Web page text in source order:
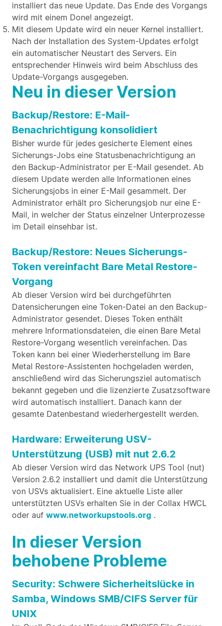
installiert das neue Update. Das Ende des Vorgangs
wird mit einem Done! angezeigt.
Mit diesem Update wird ein neuer Kernel installiert.
Nach der Installation des System-Updates erfolgt
ein automatischer Neustart des Servers. Ein
entsprechender Hinweis wird beim Abschluss des
Update-Vorgangs ausgegeben.
Neu in dieser Version
Backup/Restore: E-Mail-
Benachrichtigung konsolidiert
Bisher wurde für jedes gesicherte Element eines
Sicherungs-Jobs eine Statusbenachrichtigung an
den Backup-Administrator per E-Mail gesendet. Ab
diesem Update werden alle Informationen eines
Sicherungsjobs in einer E-Mail gesammelt. Der
Administrator erhält pro Sicherungsjob nur eine E-
Mail, in welcher der Status einzelner Unterprozesse
im Detail einsehbar ist.
Backup/Restore: Neues Sicherungs-
Token vereinfacht Bare Metal Restore-
Vorgang
Ab dieser Version wird bei durchgeführten
Datensicherungen eine Token-Datei an den Backup-
Administrator gesendet. Dieses Token enthält
mehrere Informationsdateien, die einen Bare Metal
Restore-Vorgang wesentlich vereinfachen. Das
Token kann bei einer Wiederherstellung im Bare
Metal Restore-Assistenten hochgeladen werden,
anschließend wird das Sicherungsziel automatisch
bekannt gegeben und die lizenzierte Zusatzsoftware
wird automatisch installiert. Danach kann der
gesamte Datenbestand wiederhergestellt werden.
Hardware: Erweiterung USV-
Unterstützung (USB) mit nut 2.6.2
Ab dieser Version wird das Network UPS Tool (nut)
Version 2.6.2 installiert und damit die Unterstützung
von USVs aktualisiert. Eine aktuelle Liste aller
unterstützten USVs erhalten Sie in der Collax HWCL
oder auf www.networkupstools.org .
In dieser Version
behobene Probleme
Security: Schwere Sicherheitslücke in
Samba, Windows SMB/CIFS Server für
UNIX